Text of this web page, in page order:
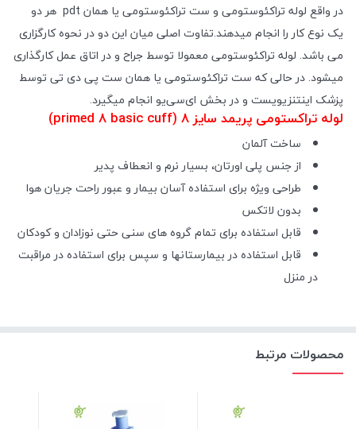
در واقع لوله تراکئوستومی و ست تراکئوستومی یا همان pdt هر دو
یک نوع کار را انجام میدهند.تفاوت اصلی میان این دو در نحوه کارگزاری
می باشد. لوله تراکئوستومی معمولا توسط جراح و در اتاق عمل کارگذاری
میشود. در حالی که ست تراکئوستومی یا همان ست پی دی تی توسط
پزشک اینتنزیویست و در بخش ای‌سی‌یو انجام میگیرد.
لوله تراکستومی پریمد سایز 8 (primed 8 basic cuff)
ساخت آلمان
از جنس پلی اورتان، بسیار نرم و انعطاف پدیر
طراحی ویژه برای استفاده آسان بیمار و عبور راحت جریان هوا
بدون لاتکس
قابل استفاده برای تمام گروه های سنی حتی نوزادان و کودکان
قابل استفاده در بیمارستانها و سپس برای استفاده در مراقبت
در منزل
محصولات مرتبط